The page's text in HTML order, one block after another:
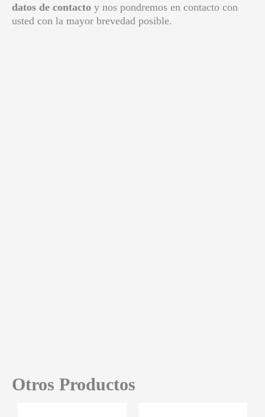
datos de contacto y nos pondremos en contacto con
usted con la mayor brevedad posible.
Otros Productos